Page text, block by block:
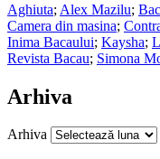
Aghiuta; Alex Mazilu;
Camera din masina;
Inima Bacaului; Kaysha;
Revista Bacau; Simona
Arhiva
Arhiva